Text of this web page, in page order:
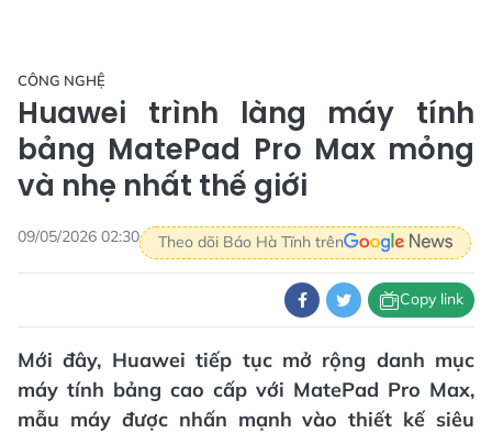
CÔNG NGHỆ
Huawei trình làng máy tính
bảng MatePad Pro Max mỏng
và nhẹ nhất thế giới
09/05/2026 02:30 Theo dõi Báo Hà Tĩnh trên
Copy link
Mới đây, Huawei tiếp tục mở rộng danh mục
máy tính bảng cao cấp với MatePad Pro Max,
mẫu máy được nhấn mạnh vào thiết kế siêu